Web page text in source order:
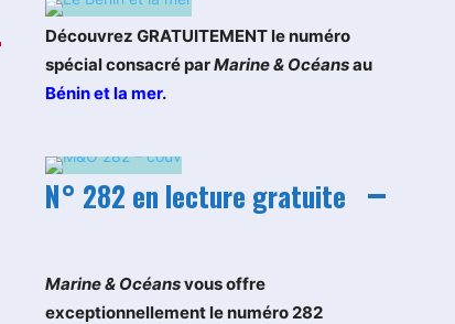
Découvrez GRATUITEMENT le numéro
spécial consacré parMarine & Océansau
Bénin et la mer.
N° 282 en lecture gratuite
Marine & Océansvous offre
exceptionnellement le numéro 282